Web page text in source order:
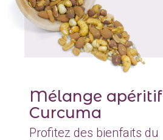
Mélange apéritif
Curcuma
Profitez des bienfaits du